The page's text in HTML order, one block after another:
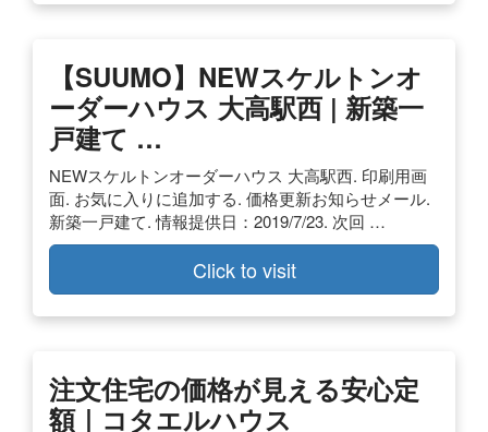
【SUUMO】NEWスケルトンオ
ーダーハウス 大高駅西 | 新築一
戸建て …
NEWスケルトンオーダーハウス 大高駅西. 印刷用画
面. お気に入りに追加する. 価格更新お知らせメール.
新築一戸建て. 情報提供日：2019/7/23. 次回 …
Click to visit
注文住宅の価格が見える安心定
額｜コタエルハウス